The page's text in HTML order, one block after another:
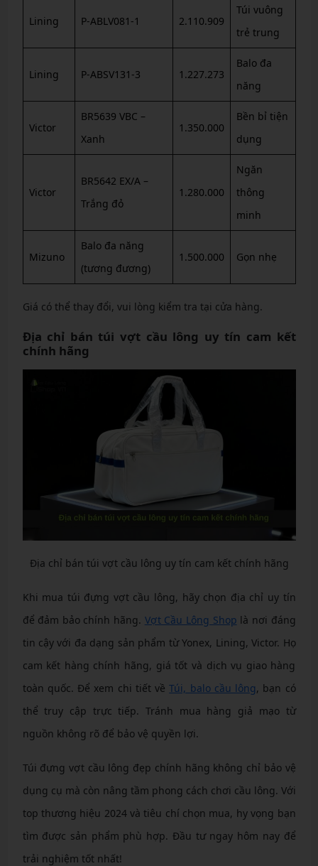
Lining P-ABLV081-1 2.110.909
Túi vuông
trẻ trung
Lining P-ABSV131-3 1.227.273
Balo đa
năng
Victor
BR5639 VBC –
Xanh
1.350.000
Bền bỉ tiện
dụng
Victor
BR5642 EX/A –
Trắng đỏ
1.280.000
Ngăn
thông
minh
Mizuno
Balo đa năng
(tương đương)
1.500.000 Gọn nhẹ
Giá có thể thay đổi, vui lòng kiểm tra tại cửa hàng.
Địa chỉ bán túi vợt cầu lông uy tín cam kết
chính hãng
Địa chỉ bán túi vợt cầu lông uy tín cam kết chính hãng
Khi mua túi đựng vợt cầu lông, hãy chọn địa chỉ uy tín
để đảm bảo chính hãng. Vợt Cầu Lông Shop là nơi đáng
tin cậy với đa dạng sản phẩm từ Yonex, Lining, Victor. Họ
cam kết hàng chính hãng, giá tốt và dịch vụ giao hàng
toàn quốc. Để xem chi tiết vềTúi, balo cầu lông, bạn có
thể truy cập trực tiếp. Tránh mua hàng giả mạo từ
nguồn không rõ để bảo vệ quyền lợi.
Túi đựng vợt cầu lông đẹp chính hãng không chỉ bảo vệ
dụng cụ mà còn nâng tầm phong cách chơi cầu lông. Với
top thương hiệu 2024 và tiêu chí chọn mua, hy vọng bạn
tìm được sản phẩm phù hợp. Đầu tư ngay hôm nay để
trải nghiệm tốt nhất!